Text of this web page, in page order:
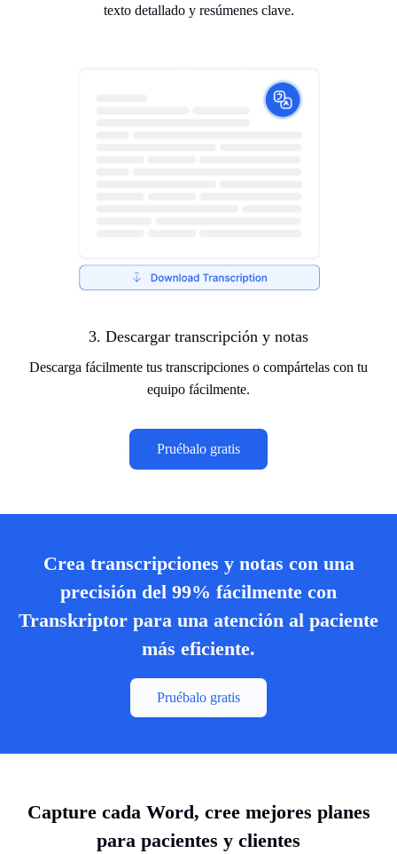
texto detallado y resúmenes clave.
3. Descargar transcripción y notas
Descarga fácilmente tus transcripciones o compártelas con tu
equipo fácilmente.
Pruébalo gratis
Crea transcripciones y notas con una
precisión del 99% fácilmente con
Transkriptor para una atención al paciente
más eficiente.
Pruébalo gratis
Capture cada Word, cree mejores planes
para pacientes y clientes